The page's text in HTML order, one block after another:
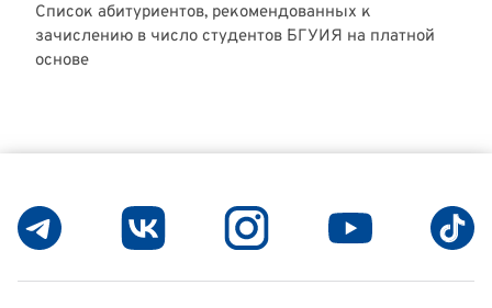
Список абитуриентов, рекомендованных к
зачислению в число студентов БГУИЯ на платной
основе